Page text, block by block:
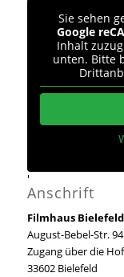
Sie sehen
Google
Inhalt
unten. Bitte
'
Anschrift
Filmhaus Bielefeld
August-Bebel-Str. 94
Zugang über die
33602 Bielefeld